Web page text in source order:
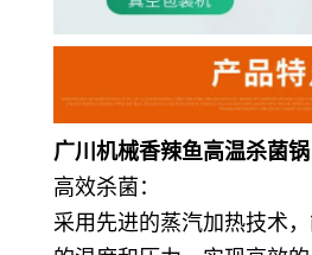
广川机械香辣鱼高温杀菌
高效杀菌：
采用先进的蒸汽加热技术